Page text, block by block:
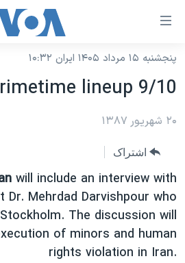
لینکهای
دسترسی
جهش
محتوای
جهش
به
صفحه
اصلی
جهش
نسخه سبک وب‌سایت
موضوع ها
ایران
جهان
ورزشی
گزیده‌ها
برنامه های تلویزیونی
جدول برنامه ها
صفحه‌های ویژه
جام جهانی ۲۰۲۶
عملیات خشم حماسی
فرکانس‌های صدای آمریکا
پخش رادیویی
پنجشنبه ۱۵ مرداد ۱۴۰۵ ایران ۱۰:۳۲
lineup 9/10
۲۰ شهریور ۱۳۸۷
اشتراک
will include an interview with
Mehrdad Darvishpour who
The discussion will
of minors and human
rights violation in Iran.